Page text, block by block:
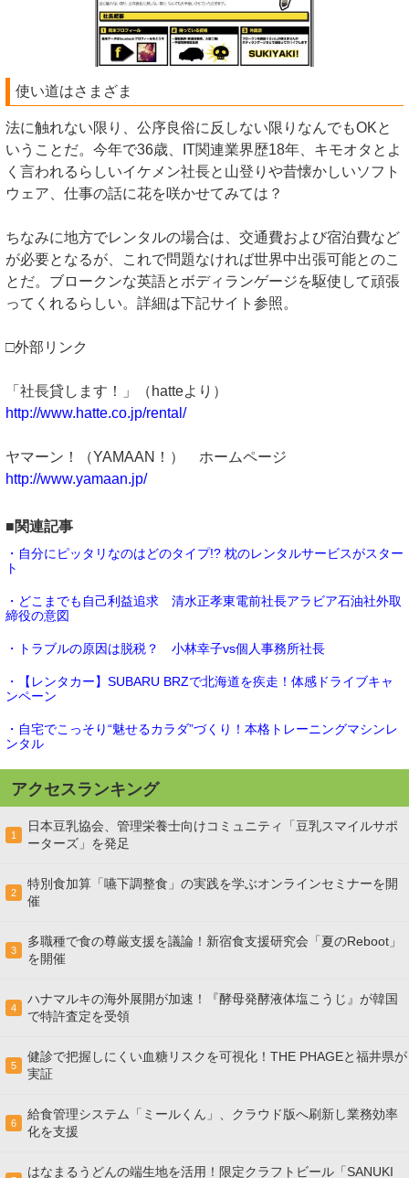
使い道はさまざま
法に触れない限り、公序良俗に反しない限りなんでもOKと
いうことだ。今年で36歳、IT関連業界歴18年、キモオタとよ
く言われるらしいイケメン社長と山登りや昔懐かしいソフト
ウェア、仕事の話に花を咲かせてみては？
ちなみに地方でレンタルの場合は、交通費および宿泊費など
が必要となるが、これで問題なければ世界中出張可能とのこ
とだ。ブロークンな英語とボディランゲージを駆使して頑張
ってくれるらしい。詳細は下記サイト参照。
□外部リンク
「社長貸します！」（hatteより）
http://www.hatte.co.jp/rental/
ヤマーン！（YAMAAN！） ホームページ
http://www.yamaan.jp/
■関連記事
・自分にピッタリなのはどのタイプ!? 枕のレンタルサービスがスター
ト
・どこまでも自己利益追求 清水正孝東電前社長アラビア石油社外取
締役の意図
・トラブルの原因は脱税？ 小林幸子vs個人事務所社長
・【レンタカー】SUBARU BRZで北海道を疾走！体感ドライブキャ
ンペーン
・自宅でこっそり“魅せるカラダ”づくり！本格トレーニングマシンレ
ンタル
アクセスランキング
1
日本豆乳協会、管理栄養士向けコミュニティ「豆乳スマイルサポ
ーターズ」を発足
2
特別食加算「嚥下調整食」の実践を学ぶオンラインセミナーを開
催
3
多職種で食の尊厳支援を議論！新宿食支援研究会「夏のReboot」
を開催
4
ハナマルキの海外展開が加速！『酵母発酵液体塩こうじ』が韓国
で特許査定を受領
5
健診で把握しにくい血糖リスクを可視化！THE PHAGEと福井県が
実証
6
給食管理システム「ミールくん」、クラウド版へ刷新し業務効率
化を支援
はなまるうどんの端生地を活用！限定クラフトビール「SANUKI